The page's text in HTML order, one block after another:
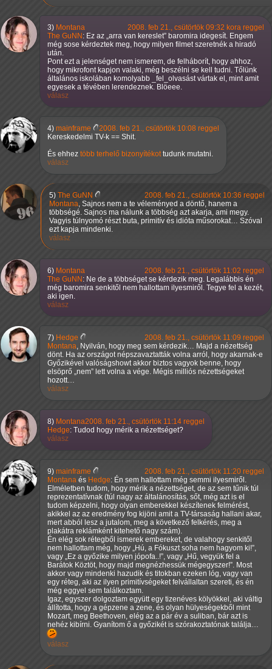
3) Montana
2008. feb 21., csütörtök 09:32 kora reggel
The GuNN : Ez az arra van kereslet baromira idegesít. Engem
még sose kérdeztek meg, hogy milyen filmet szeretnék a hiradó
után.
Pont ezt a jelenséget nem ismerem, de felháborít, hogy ahhoz,
hogy mikrofont kapjon valaki, még beszélni se kell tudni. Tőlünk
általános iskolában komolyabb _fel_olvasást vártak el, mint amit
egyesek a tévében lerendeznek. Blöeee.
válasz
4) mainframe
2008. feb 21., csütörtök 10:08 reggel
Kereskedelmi TV-k == Shit.
És ehhez több terhelő bizonyítékottudunk mutatni.
válasz
5) The GuNN
2008. feb 21., csütörtök 10:36 reggel
Montana, Sajnos nem a te véleményed a döntő, hanem a
többségé. Sajnos ma nálunk a többség azt akarja, ami megy.
Vagyis túlnyomó részt buta, primitív és idióta műsorokat… Szóval
ezt kapja mindenki.
válasz
6) Montana
2008. feb 21., csütörtök 11:02 reggel
The GuNN : Ne de a többséget se kérdezik meg. Legalábbis én
még baromira senkitől nem hallottam ilyesmiről. Tegye fel a kezét,
aki igen.
válasz
7) Hedge
2008. feb 21., csütörtök 11:09 reggel
Montana, Nyilván, hogy meg sem kérdezik… Majd a nézettség
dönt. Ha az országot népszavaztatták volna arról, hogy akarnak-e
Győzikével valóságshowt akkor biztos vagyok benne, hogy
elsöprő nem
lett volna a vége. Mégis milliós nézettségeket
hozott…
válasz
8) Montana2008. feb 21., csütörtök 11:14 reggel
Hedge: Tudod hogy mérik a nézettséget?
válasz
9) mainframe
2008. feb 21., csütörtök 11:20 reggel
Montana és Hedge: Én sem hallottam még semmi ilyesmiről.
Elméletben tudom, hogy mérik a nézettséget, de az sem tűnik túl
reprezentatívnak (túl nagy az általánosítás, sőt, még azt is el
tudom képzelni, hogy olyan emberekkel készítenek felmérést,
akikkel az az eredmény fog kijöni amit a TV-társaság hallani akar,
mert abból lesz a jutalom, meg a következő felkérés, meg a
plakátra reklámként kitehető nagy szám).
Én elég sok rétegből ismerek embereket, de valahogy senkitől
nem hallottam még, hogy
Hú, a Fókuszt soha nem hagyom ki! ,
vagy
Ez a győzike milyen jópofa..! , vagy
Hű, vegyük fel a
Barátok Köztöt, hogy majd megnézhessük mégegyszer! . Most
akkor vagy mindenki hazudik és titokban ezeken lóg, vagy van
egy réteg, aki az ilyen primitívségeket felvállaltan szereti, és én
még eggyel sem találkoztam.
Igaz, egyszer dolgoztam együtt egy tizenéves kölyökkel, aki váltig
állította, hogy a gépzene a zene, és olyan hülyeségekből mint
Mozart, meg Beethoven, elég az a pár év a suliban, bár azt is
nehéz kibírni. Gyanítom ő a győzikét is szórakoztatónak találja…
válasz